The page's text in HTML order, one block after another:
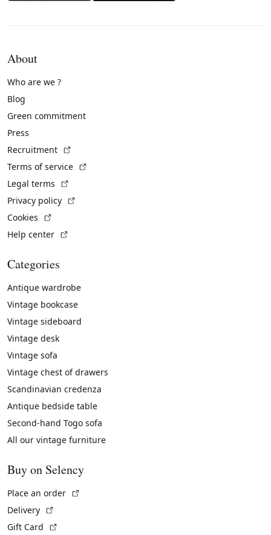
About
Who are we ?
Blog
Green commitment
Press
Recruitment
Terms of service
Legal terms
Privacy policy
Cookies
Help center
Categories
Antique wardrobe
Vintage bookcase
Vintage sideboard
Vintage desk
Vintage sofa
Vintage chest of drawers
Scandinavian credenza
Antique bedside table
Second-hand Togo sofa
All our vintage furniture
Buy on Selency
Place an order
Delivery
Gift Card